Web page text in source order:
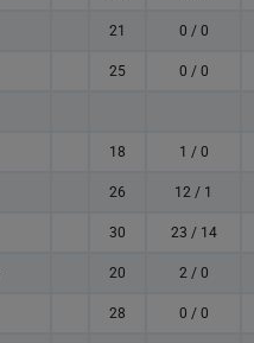
21 0 / 0
25 0 / 0
18 1 / 0
26 12 / 1
30 23 / 14
20 2 / 0
28 0 / 0